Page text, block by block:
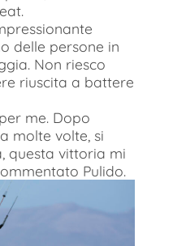
delle persone in
Non riesco
riuscita a battere
me. Dopo
molte volte, si
questa vittoria mi
Pulido.